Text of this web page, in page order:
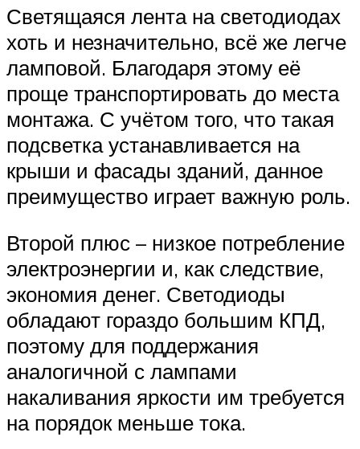
Светящаяся лента на светодиодах
хоть и незначительно, всё же легче
ламповой. Благодаря этому её
проще транспортировать до места
монтажа. С учётом того, что такая
подсветка устанавливается на
крыши и фасады зданий, данное
преимущество играет важную роль.
Второй плюс – низкое потребление
электроэнергии и, как следствие,
экономия денег. Светодиоды
обладают гораздо большим КПД,
поэтому для поддержания
аналогичной с лампами
накаливания яркости им требуется
на порядок меньше тока.